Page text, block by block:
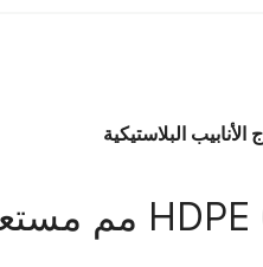
الأنابيب البلاستيكية